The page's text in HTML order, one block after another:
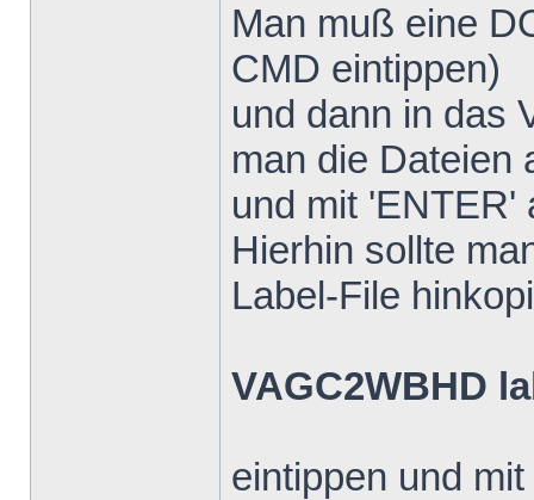
Man muß eine
CMD eintippen)
und dann in das
man die Dateien
und mit 'ENTER'
Hierhin sollte
Label-File
VAGC2WBHD
eintippen und